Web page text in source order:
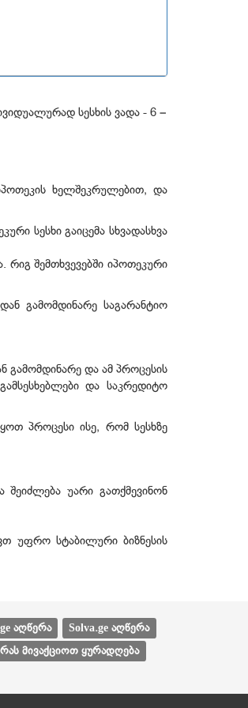
სესხის ვადა - 6 –
ხელშეკრულებით, და
სესხი გაიცემა სხვადასხვა
რიგ შემთხვევებში იპოთეკური
გამომდინარე საგარანტიო
გამომდინარე და ამ პროცესის
და საკრედიტო
პროცესი ისე, რომ სესხზე
შეიძლება უარი გათქმევინონ
უფრო სტაბილური ბიზნესის
აღწერა
Solva.ge აღწერა
რას მივაქციოთ ყურადღება